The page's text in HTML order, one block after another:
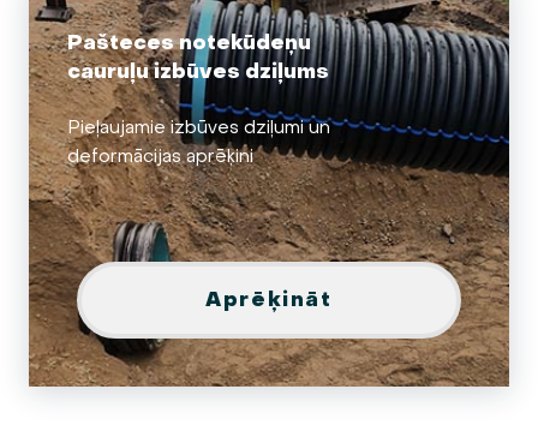
Pašteces notekūdeņu
cauruļu izbūves dziļums
Pieļaujamie izbūves dziļumi un
deformācijas aprēķini
Aprēķināt